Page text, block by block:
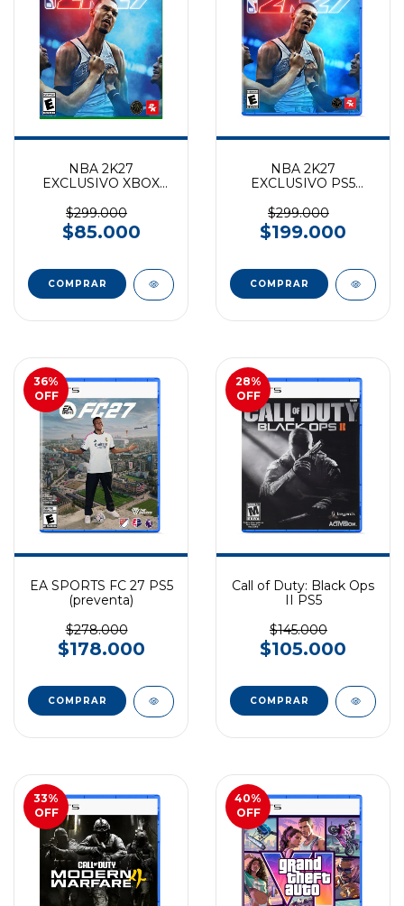
NBA 2K27
EXCLUSIVO XBOX
$299.000
$85.000
NBA 2K27
EXCLUSIVO PS5
$299.000
$199.000
COMPRAR
36%
OFF
EA SPORTS FC 27 PS5
(preventa)
$278.000
$178.000
COMPRAR
28%
OFF
Call of Duty: Black Ops
II PS5
$145.000
$105.000
COMPRAR
33%
OFF
40%
OFF